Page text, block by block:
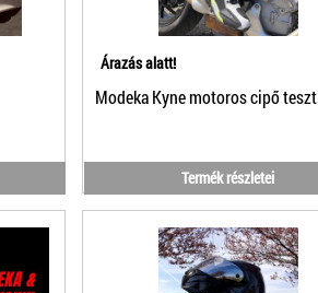
Árazás alatt!
Modeka Kyne motoros cipő teszt
Termék részletei